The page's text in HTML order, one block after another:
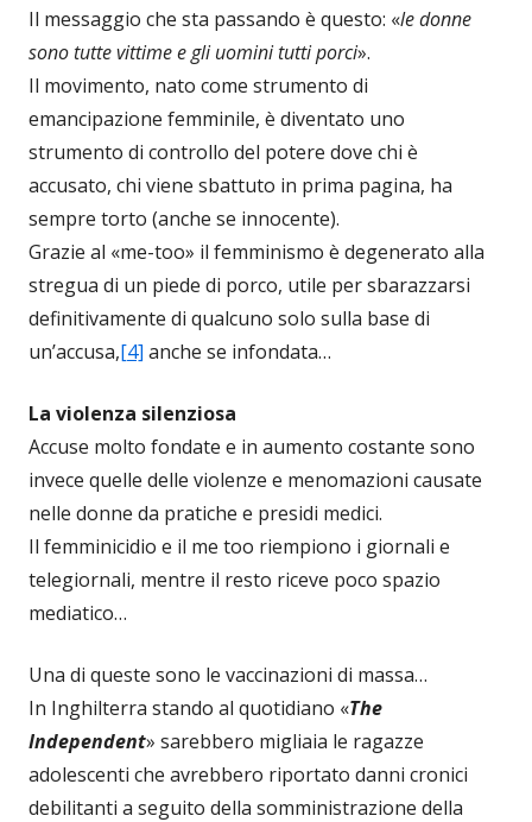
Il messaggio che sta passando è questo: «le donne
sono tutte vittime e gli uomini tutti porci».
Il movimento, nato come strumento di
emancipazione femminile, è diventato uno
strumento di controllo del potere dove chi è
accusato, chi viene sbattuto in prima pagina, ha
sempre torto (anche se innocente).
Grazie al «me-too» il femminismo è degenerato alla
stregua di un piede di porco, utile per sbarazzarsi
definitivamente di qualcuno solo sulla base di
un’accusa,[4] anche se infondata…
La violenza silenziosa
Accuse molto fondate e in aumento costante sono
invece quelle delle violenze e menomazioni causate
nelle donne da pratiche e presidi medici.
Il femminicidio e il me too riempiono i giornali e
telegiornali, mentre il resto riceve poco spazio
mediatico…
Una di queste sono le vaccinazioni di massa…
In Inghilterra stando al quotidiano «The
Independent» sarebbero migliaia le ragazze
adolescenti che avrebbero riportato danni cronici
debilitanti a seguito della somministrazione della